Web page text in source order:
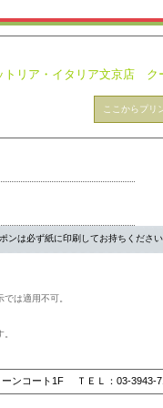
トリア・イタリア文京店 ク
は必ず紙に印刷してお持ちください
は適用不可。
ンコート1F ＴＥＬ：03-3943-